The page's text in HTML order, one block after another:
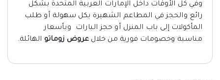
وفي كل الأوقات داخل الإمارات العربية المتحدة بشكل
رائع والحجز في المطاعم الشهيرة بكل سهولة أو طلب
المأكولات إلى باب المنزل أو حجز البارات وبأسعار
مناسبة وخصومات فورية من خلال عروض زوماتو الهائلة.